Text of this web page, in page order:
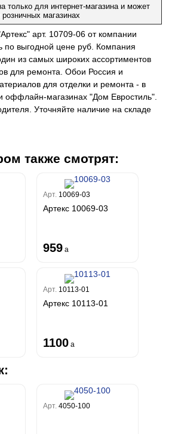
только для интернет-магазина и может
магазинах
арт. 10709-06 от компании
по выгодной цене руб. Компания
из самых широких ассортиментов
для ремонта. Обои Россия и
для отделки и ремонта - в
оффлайн-магазинах "Дом Евростиль".
Уточняйте наличие на складе
также смотрят:
Арт. 10069-03
Артекс 10069-03
959 a
Арт. 10113-01
Артекс 10113-01
1100 a
Арт. 4050-100